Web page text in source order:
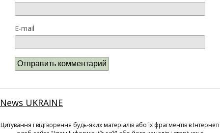
E-mail
News UKRAINE
Цитування і відтворення будь-яких матеріалів або їх фрагментів в Інтернеті